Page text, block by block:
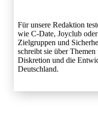
Für unsere Redaktion
wie C-Date, Joyclub
Zielgruppen und
schreibt sie über
Diskretion und die
Deutschland.